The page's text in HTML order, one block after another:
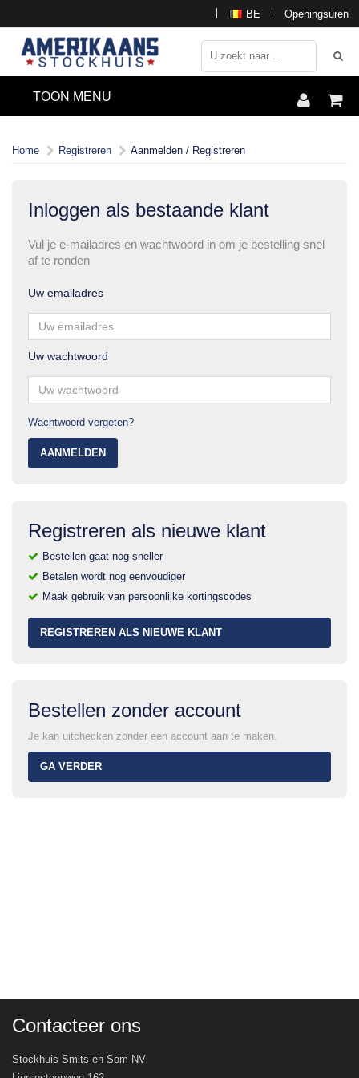
Openingsuren
BE
TOON MENU
Home Registreren Aanmelden / Registreren
Inloggen als bestaande klant
Vul je e-mailadres en wachtwoord in om je bestelling snel
af te ronden
Uw emailadres
Uw wachtwoord
Wachtwoord vergeten?
AANMELDEN
Registreren als nieuwe klant
Bestellen gaat nog sneller
Betalen wordt nog eenvoudiger
Maak gebruik van persoonlijke kortingscodes
REGISTREREN ALS NIEUWE KLANT
Bestellen zonder account
Je kan uitchecken zonder een account aan te maken.
GA VERDER
Contacteer ons
Stockhuis Smits en Som NV